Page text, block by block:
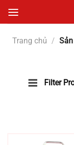
qua
dungTrang chủ /
Filter